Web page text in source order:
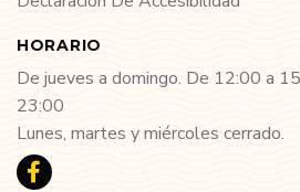
HORARIO
De jueves a domingo. De 12:00 a
23:00
Lunes, martes y miércoles cerrado.